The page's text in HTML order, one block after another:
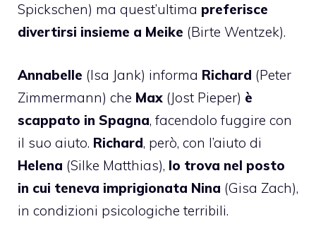
Spickschen) ma quest’ultima preferisce
divertirsi insieme a Meike (Birte Wentzek).
Annabelle (Isa Jank) informa Richard (Peter
Zimmermann) che Max (Jost Pieper) è
scappato in Spagna, facendolo fuggire con
il suo aiuto. Richard, però, con l’aiuto di
Helena (Silke Matthias), lo trova nel posto
in cui teneva imprigionata Nina (Gisa Zach),
in condizioni psicologiche terribili.